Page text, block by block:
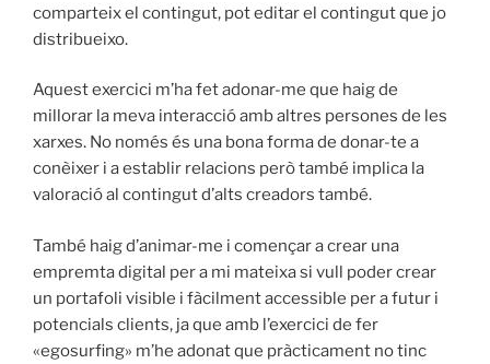
comparteix el contingut, pot editar el contingut que jo
distribueixo.
Aquest exercici m’ha fet adonar-me que haig de
millorar la meva interacció amb altres persones de les
xarxes. No només és una bona forma de donar-te a
conèixer i a establir relacions però també implica la
valoració al contingut d’alts creadors també.
També haig d’animar-me i començar a crear una
empremta digital per a mi mateixa si vull poder crear
un portafoli visible i fàcilment accessible per a futur i
potencials clients, ja que amb l’exercici de fer
«egosurfing» m’he adonat que pràcticament no tinc